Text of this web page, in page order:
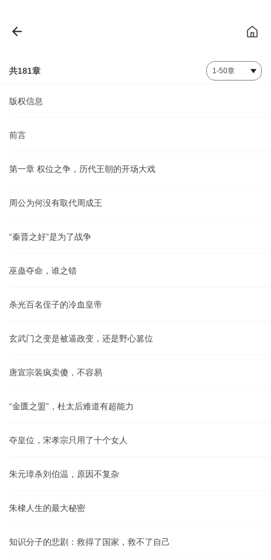
共181章
版权信息
前言
第一章 权位之争，历代王朝的开场大戏
周公为何没有取代周成王
“秦晋之好”是为了战争
巫蛊夺命，谁之错
杀光百名侄子的冷血皇帝
玄武门之变是被逼政变，还是野心篡位
唐宣宗装疯卖傻，不容易
“金匮之盟”，杜太后难道有超能力
夺皇位，宋孝宗只用了十个女人
朱元璋杀刘伯温，原因不复杂
朱棣人生的最大秘密
知识分子的悲剧：救得了国家，救不了自己